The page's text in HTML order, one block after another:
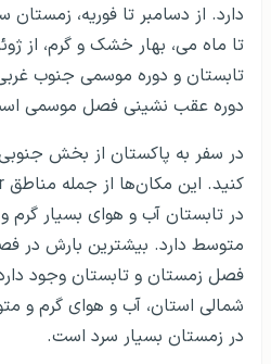
دارد. از دسامبر تا فوریه،
تا ماه می، بهار خشک و گرم، از
تابستان و دوره موسمی جنوب
دوره عقب نشینی فصل موسمی
در سفر به پاکستان از بخش
کنید. این مکان‌ها از جمله مناطق
در تابستان آب و هوای بسیار
متوسط دارد. بیشترین بارش در
فصل زمستان و تابستان وجود
شمالی استان، آب و هوای گرم و
در زمستان بسیار سرد است.